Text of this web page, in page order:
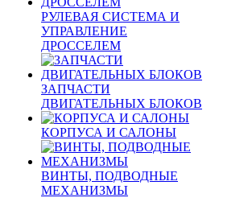
РУЛЕВАЯ СИСТЕМА И
УПРАВЛЕНИЕ
ДРОССЕЛЕМ
ЗАПЧАСТИ
ДВИГАТЕЛЬНЫХ БЛОКОВ
КОРПУСА И САЛОНЫ
ВИНТЫ, ПОДВОДНЫЕ
МЕХАНИЗМЫ